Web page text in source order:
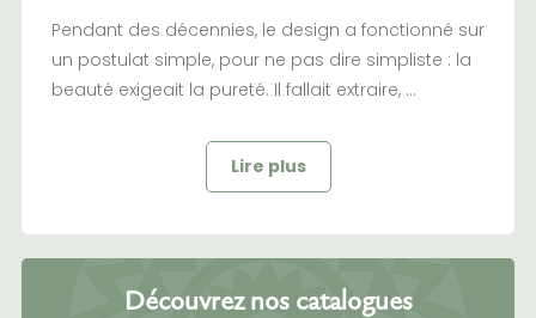
Pendant des décennies, le design a fonctionné sur
un postulat simple, pour ne pas dire simpliste : la
beauté exigeait la pureté. Il fallait extraire, ...
Lire plus
Découvrez nos catalogues